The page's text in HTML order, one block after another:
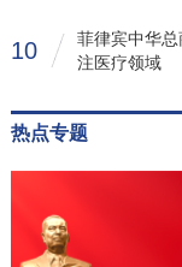
10
菲律宾中华
注医疗领域
热点专题